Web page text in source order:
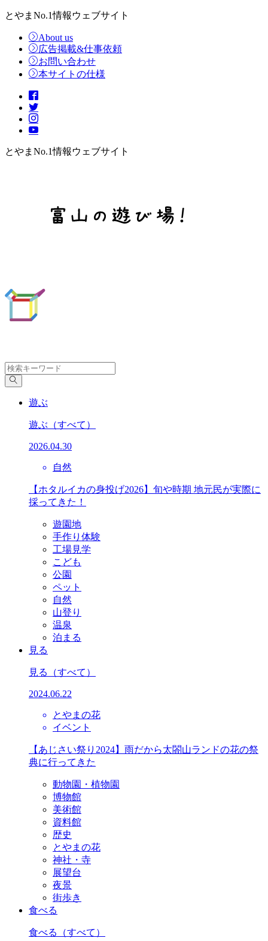
とやまNo.1情報ウェブサイト
About us
広告掲載&仕事依頼
お問い合わせ
本サイトの仕様
とやまNo.1情報ウェブサイト
遊ぶ
遊ぶ （すべて）
2026.04.30
自然
【ホタルイカの身投げ2026】旬や時期 地元民が実際に
採ってきた！
遊園地
手作り体験
工場見学
こども
公園
ペット
自然
山登り
温泉
泊まる
見る
見る （すべて）
2024.06.22
とやまの花
イベント
【あじさい祭り2024】雨だから太閤山ランドの花の祭
典に行ってきた
動物園・植物園
博物館
美術館
資料館
歴史
とやまの花
神社・寺
展望台
夜景
街歩き
食べる
食べる （すべて）